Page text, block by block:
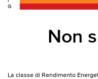
G
Non
La classe di Rendimento